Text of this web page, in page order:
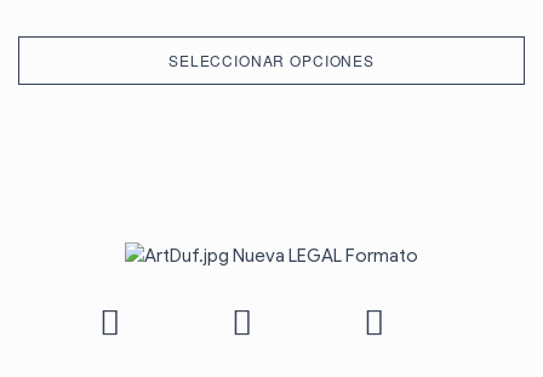
SELECCIONAR OPCIONES